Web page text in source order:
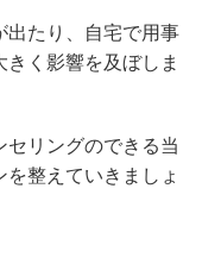
出たり、自宅で用事
く影響を及ぼしま
セリングのできる当
整えていきましょ